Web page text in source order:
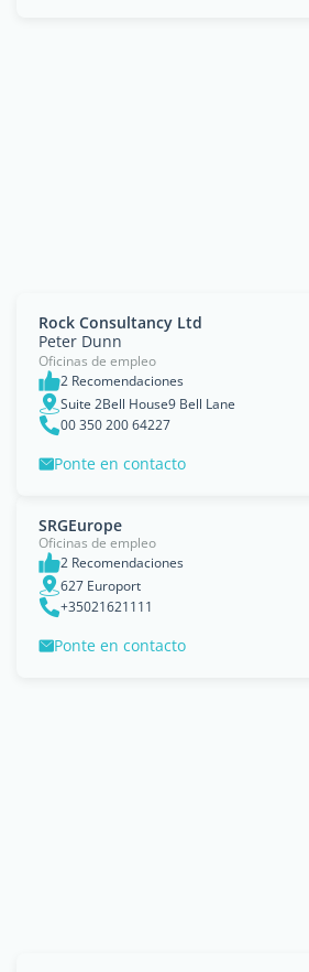
Rock Consultancy Ltd
Peter Dunn
Oficinas de empleo
2 Recomendaciones
Suite 2Bell House9 Bell Lane
00 350 200 64227
Ponte en contacto
SRGEurope
Oficinas de empleo
2 Recomendaciones
627 Europort
+35021621111
Ponte en contacto